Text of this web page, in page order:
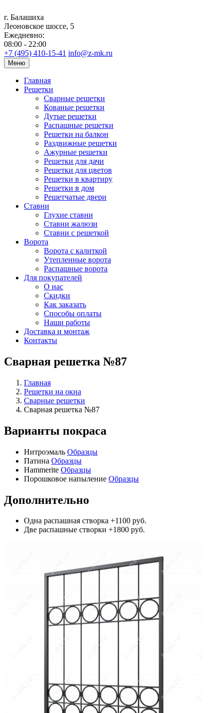
г. Балашиха
Леоновское шоссе, 5
Ежедневно:
08:00 - 22:00
+7 (495) 410-15-41 info@z-mk.ru
Меню
Главная
Решетки
Сварные решетки
Кованые решетки
Дутые решетки
Распашные решетки
Решетки на балкон
Раздвижные решетки
Ажурные решетки
Решетки для дачи
Решетки для цветов
Решетки в квартиру
Решетки в дом
Решетчатые двери
Ставни
Глухие ставни
Ставни жалюзи
Ставни с решеткой
Ворота
Ворота с калиткой
Утепленные ворота
Распашные ворота
Для покупателей
О нас
Скидки
Как заказать
Способы оплаты
Наши работы
Доставка и монтаж
Контакты
Сварная решетка №87
Главная
Решетки на окна
Сварные решетки
Сварная решетка №87
Варианты покраса
Нитроэмаль Образцы
Патина Образцы
Hammerite Образцы
Порошковое напыление Образцы
Дополнительно
Одна распашная створка +1100 руб.
Две распашные створки +1800 руб.